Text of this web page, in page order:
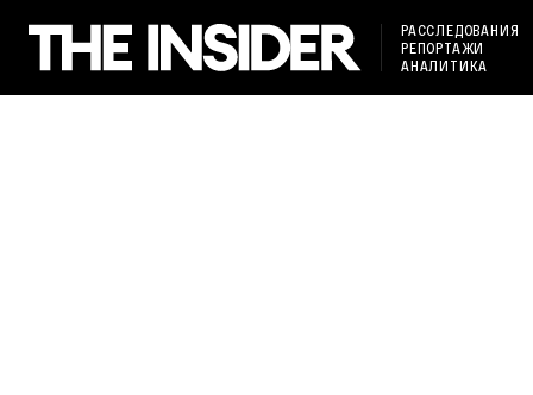
РАССЛЕДОВАНИЯ
РЕПОРТАЖИ
АНАЛИТИКА